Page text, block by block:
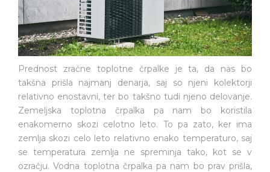
Prednost zračne toplotne črpalke je ta, da nas bo
takšna prišla najmanj denarja, saj so njeni kolektorji
relativno enostavni, ter bo takšno tudi njeno delovanje.
Zemeljska toplotna črpalka pa nam bo koristila
enakomerno skozi celotno leto. To pa zato, ker ima
zemlja skozi celo leto relativno enako temperaturo, saj
se temperatura zemlja ne spreminja tako, kot se v
ozračju. Vodna toplotna črpalka pa nam bo prav prišla,